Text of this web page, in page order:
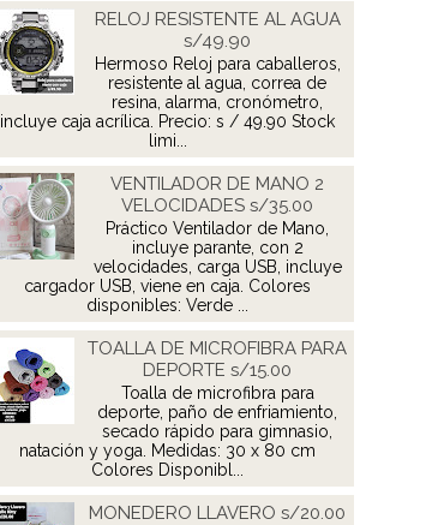
RELOJ RESISTENTE AL AGUA
s/49.90
Hermoso Reloj para caballeros,
resistente al agua, correa de
resina, alarma, cronómetro,
incluye caja acrílica. Precio: s / 49.90 Stock
limi...
VENTILADOR DE MANO 2
VELOCIDADES s/35.00
Práctico Ventilador de Mano,
incluye parante, con 2
velocidades, carga USB, incluye
cargador USB, viene en caja. Colores
disponibles: Verde ...
TOALLA DE MICROFIBRA PARA
DEPORTE s/15.00
Toalla de microfibra para
deporte, paño de enfriamiento,
secado rápido para gimnasio,
natación y yoga. Medidas: 30 x 80 cm
Colores Disponibl...
MONEDERO LLAVERO s/20.00